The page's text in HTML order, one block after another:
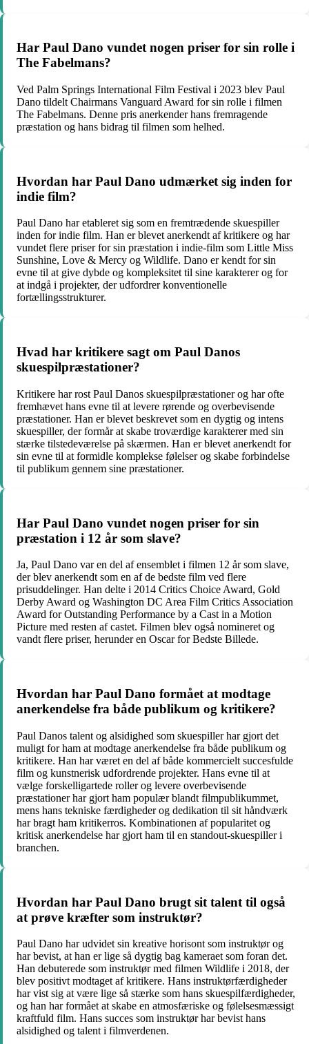
Har Paul Dano vundet nogen priser for sin rolle i
The Fabelmans?
Ved Palm Springs International Film Festival i 2023 blev Paul
Dano tildelt Chairmans Vanguard Award for sin rolle i filmen
The Fabelmans. Denne pris anerkender hans fremragende
præstation og hans bidrag til filmen som helhed.
Hvordan har Paul Dano udmærket sig inden for
indie film?
Paul Dano har etableret sig som en fremtrædende skuespiller
inden for indie film. Han er blevet anerkendt af kritikere og har
vundet flere priser for sin præstation i indie-film som Little Miss
Sunshine, Love & Mercy og Wildlife. Dano er kendt for sin
evne til at give dybde og kompleksitet til sine karakterer og for
at indgå i projekter, der udfordrer konventionelle
fortællingsstrukturer.
Hvad har kritikere sagt om Paul Danos
skuespilpræstationer?
Kritikere har rost Paul Danos skuespilpræstationer og har ofte
fremhævet hans evne til at levere rørende og overbevisende
præstationer. Han er blevet beskrevet som en dygtig og intens
skuespiller, der formår at skabe troværdige karakterer med sin
stærke tilstedeværelse på skærmen. Han er blevet anerkendt for
sin evne til at formidle komplekse følelser og skabe forbindelse
til publikum gennem sine præstationer.
Har Paul Dano vundet nogen priser for sin
præstation i 12 år som slave?
Ja, Paul Dano var en del af ensemblet i filmen 12 år som slave,
der blev anerkendt som en af ​​de bedste film ved flere
prisuddelinger. Han delte i 2014 Critics Choice Award, Gold
Derby Award og Washington DC Area Film Critics Association
Award for Outstanding Performance by a Cast in a Motion
Picture med resten af ​​castet. Filmen blev også nomineret og
vandt flere priser, herunder en Oscar for Bedste Billede.
Hvordan har Paul Dano formået at modtage
anerkendelse fra både publikum og kritikere?
Paul Danos talent og alsidighed som skuespiller har gjort det
muligt for ham at modtage anerkendelse fra både publikum og
kritikere. Han har været en del af både kommercielt succesfulde
film og kunstnerisk udfordrende projekter. Hans evne til at
vælge forskelligartede roller og levere overbevisende
præstationer har gjort ham populær blandt filmpublikummet,
mens hans tekniske færdigheder og dedikation til sit håndværk
har bragt ham kritikerros. Kombinationen af ​​popularitet og
kritisk anerkendelse har gjort ham til en standout-skuespiller i
branchen.
Hvordan har Paul Dano brugt sit talent til også
at prøve kræfter som instruktør?
Paul Dano har udvidet sin kreative horisont som instruktør og
har bevist, at han er lige så dygtig bag kameraet som foran det.
Han debuterede som instruktør med filmen Wildlife i 2018, der
blev positivt modtaget af kritikere. Hans instruktørfærdigheder
har vist sig at være lige så stærke som hans skuespilfærdigheder,
og han har formået at skabe en atmosfæriske og følelsesmæssigt
kraftfuld film. Hans succes som instruktør har bevist hans
alsidighed og talent i filmverdenen.